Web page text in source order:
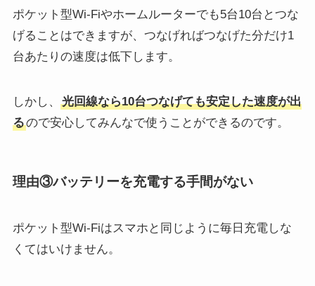
ポケット型Wi-Fiやホームルーターでも5台10台とつな
げることはできますが、つなげればつなげた分だけ1
台あたりの速度は低下します。
しかし、
光回線なら10台つなげても安定した速度が出
るので安心してみんなで使うことができるのです。
理由③バッテリーを充電する手間がない
ポケット型Wi-Fiはスマホと同じように毎日充電しな
くてはいけません。